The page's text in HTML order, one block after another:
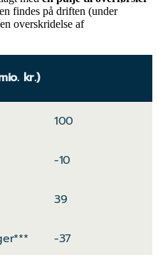
findes på driften (under
overskridelse af
kr.)
100
-10
39
-37